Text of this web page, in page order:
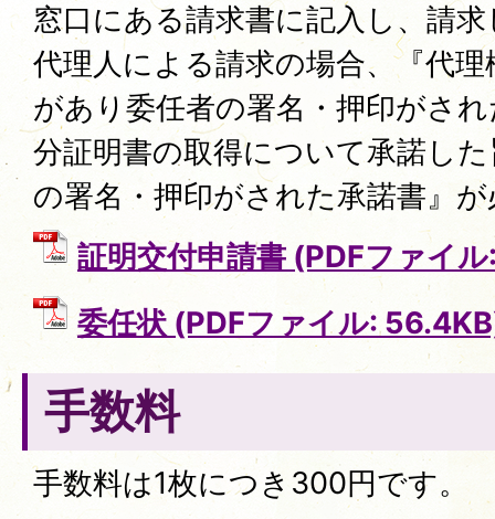
窓口にある請求書に記入し、請
代理人による請求の場合、『代
があり委任者の署名・押印がさ
分証明書の取得について承諾し
の署名・押印がされた承諾書』
証明交付申請書 (PDFファイ
委任状 (PDFファイル:
手数料
手数料は1枚につき300円です。